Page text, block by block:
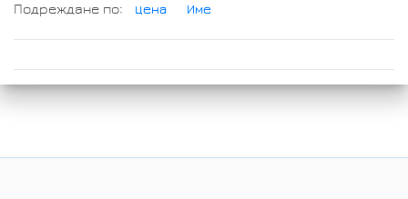
Подреждане по: Цена Име